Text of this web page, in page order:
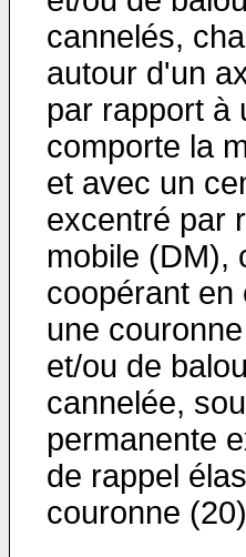
cannelés,
autour d'un
par rapport à
comporte la
et avec un
excentré par
mobile (DM),
coopérant en
une
et/ou de
cannelée,
permanente
de rappel
couronne